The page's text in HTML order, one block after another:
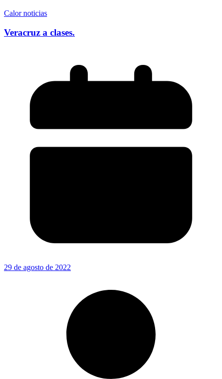
Calor noticias
Veracruz a clases.
29 de agosto de 2022